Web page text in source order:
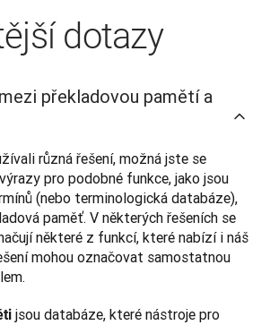
dotazy
překladovou pamětí a
různá řešení, možná jste se
pro podobné funkce, jako jsou
(nebo terminologická databáze),
paměť. V některých řešeních se
některé z funkcí, které nabízí i náš
mohou označovat samostatnou
jsou databáze, které nástroje pro